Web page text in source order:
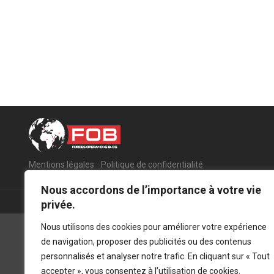
Nous accordons de l’importance à votre vie
privée.
Nous utilisons des cookies pour améliorer votre expérience
de navigation, proposer des publicités ou des contenus
personnalisés et analyser notre trafic. En cliquant sur « Tout
accepter », vous consentez à l’utilisation de cookies.
Mentions légales - Politique de confidentialité